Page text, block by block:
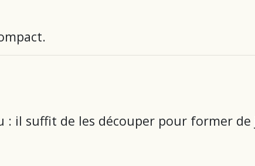
: il suffit de les découper pour former de